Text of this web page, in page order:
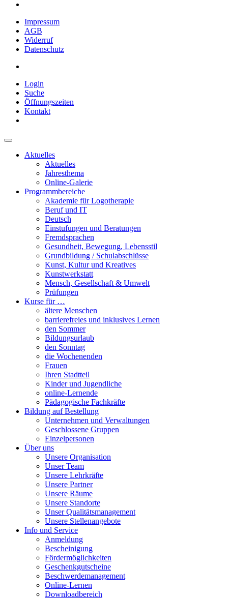
Impressum
AGB
Widerruf
Datenschutz
Login
Suche
Öffnungszeiten
Kontakt
Aktuelles
Aktuelles
Jahresthema
Online-Galerie
Programmbereiche
Akademie für Logotherapie
Beruf und IT
Deutsch
Einstufungen und Beratungen
Fremdsprachen
Gesundheit, Bewegung, Lebensstil
Grundbildung / Schulabschlüsse
Kunst, Kultur und Kreatives
Kunstwerkstatt
Mensch, Gesellschaft & Umwelt
Prüfungen
Kurse für …
ältere Menschen
barrierefreies und inklusives Lernen
den Sommer
Bildungsurlaub
den Sonntag
die Wochenenden
Frauen
Ihren Stadtteil
Kinder und Jugendliche
online-Lernende
Pädagogische Fachkräfte
Bildung auf Bestellung
Unternehmen und Verwaltungen
Geschlossene Gruppen
Einzelpersonen
Über uns
Unsere Organisation
Unser Team
Unsere Lehrkräfte
Unsere Partner
Unsere Räume
Unsere Standorte
Unser Qualitätsmanagement
Unsere Stellenangebote
Info und Service
Anmeldung
Bescheinigung
Fördermöglichkeiten
Geschenkgutscheine
Beschwerdemanagement
Online-Lernen
Downloadbereich